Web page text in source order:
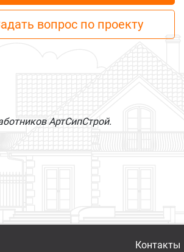
вопрос по проекту
АртСипСтрой.
Контакты